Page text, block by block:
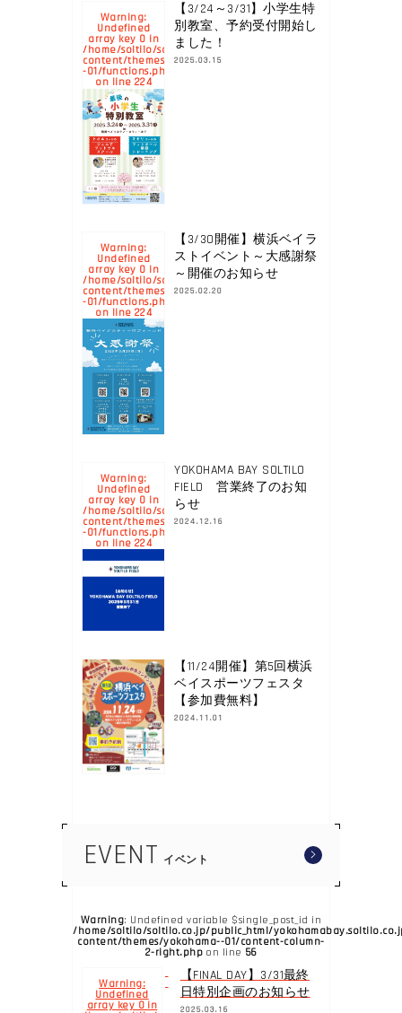
Warning:
Undefined
array key 0 in
/home/soltilo/soltilo.co.jp/public_html/
content/themes/yokohama-
-01/functions.php
on line 224
【3/24～3/31】小学生特
別教室、予約受付開始し
ました！
2025.03.15
Warning:
Undefined
array key 0 in
/home/soltilo/soltilo.co.jp/public_html/
content/themes/yokohama-
-01/functions.php
on line 224
【3/30開催】横浜ベイラ
ストイベント～大感謝祭
～開催のお知らせ
2025.02.20
Warning:
Undefined
array key 0 in
/home/soltilo/soltilo.co.jp/public_html/
content/themes/yokohama-
-01/functions.php
on line 224
YOKOHAMA BAY SOLTILO
FIELD 営業終了のお知
らせ
2024.12.16
【11/24開催】第5回横浜
ベイスポーツフェスタ
【参加費無料】
2024.11.01
EVENT イベント
Warning: Undefined variable $single_post_id in
/home/soltilo/soltilo.co.jp/public_html/
content/themes/yokohama--01/content-column-
2-right.phpon line 56
Warning:
Undefined
array key 0 in
【FINAL DAY】3/31最終
日特別企画のお知らせ
2025.03.16